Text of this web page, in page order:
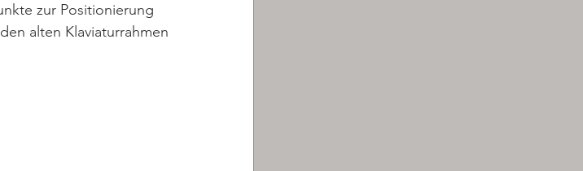
zur Positionierung
alten Klaviaturrahmen